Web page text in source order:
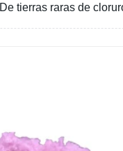
De tierras raras de